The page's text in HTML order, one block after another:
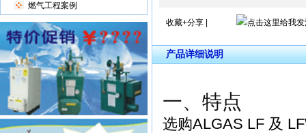
燃气工程案例
收藏+分享
产品详细说明
一、特点
选购ALGAS LF 及